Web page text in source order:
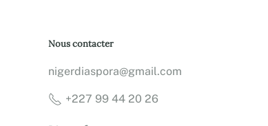
Nous contacter
nigerdiaspora@gmail.com
+227 99 44 20 26